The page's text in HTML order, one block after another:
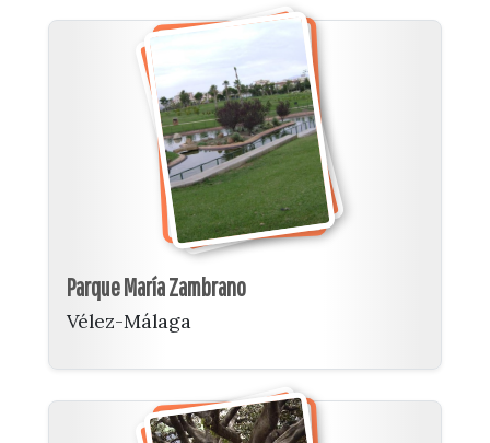
Parque María Zambrano
Vélez-Málaga